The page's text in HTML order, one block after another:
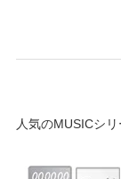
人気のMUSICシ